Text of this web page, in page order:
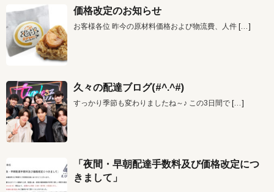
価格改定のお知らせ
お客様各位 昨今の原材料価格および物流費、人件 […]
久々の配達ブログ(#^.^#)
すっかり季節も変わりましたね～♪ この3日間で […]
「夜間・早朝配達手数料及び価格改定につ
きまして」